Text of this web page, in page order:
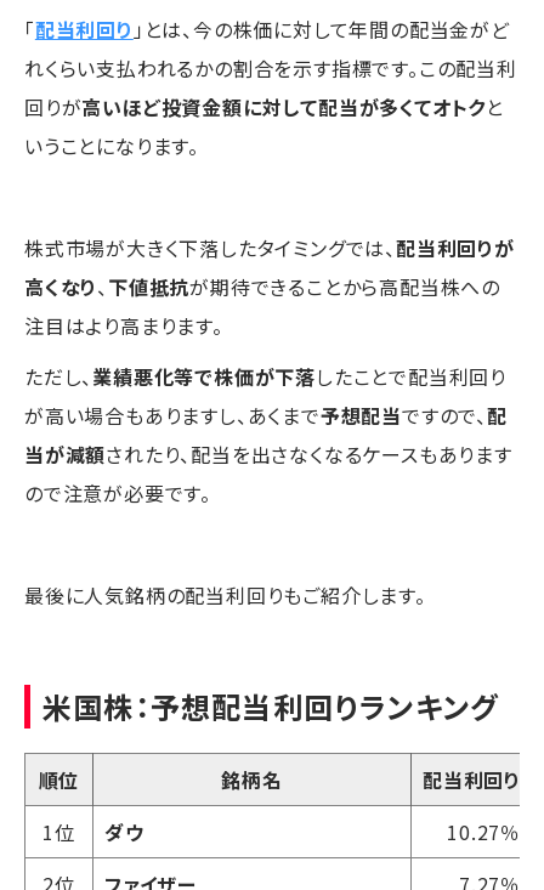
「配当利回り 」とは、今の株価に対して年間の配当金がど
れくらい支払われるかの割合を示す指標です。この配当利
回りが高いほど投資金額に対して配当が多くてオトクと
いうことになります。
株式市場が大きく下落したタイミングでは、配当利回りが
高くなり、下値抵抗が期待できることから高配当株への
注目はより高まります。
ただし、業績悪化等で株価が下落したことで配当利回り
が高い場合もありますし、あくまで予想配当ですので、配
当が減額されたり、配当を出さなくなるケースもあります
ので注意が必要です。
最後に人気銘柄の配当利回りもご紹介します。
米国株：予想配当利回りランキング
順位 銘柄名
配当利回り
1位
ダウ
10.27％
2位
ファイザー 7.27％